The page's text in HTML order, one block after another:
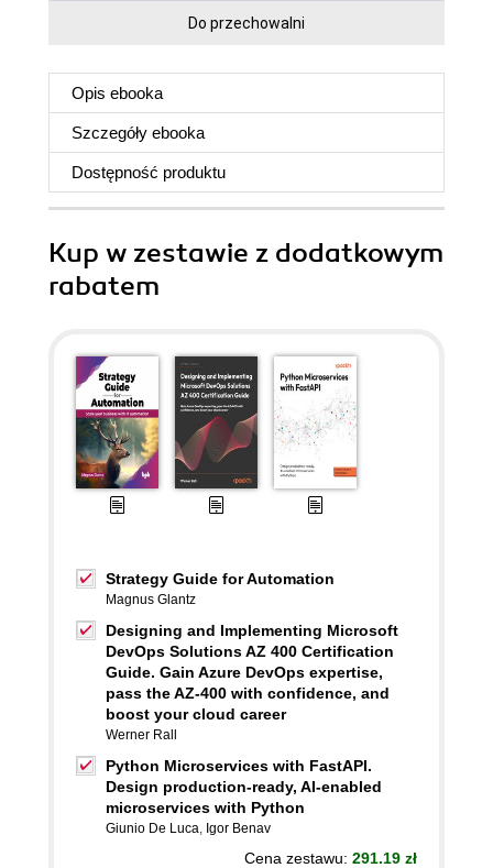
Do przechowalni
Opis ebooka
Szczegóły ebooka
Dostępność produktu
Kup w zestawie z dodatkowym
rabatem
Strategy Guide for Automation
Magnus Glantz
Designing and Implementing Microsoft
DevOps Solutions AZ 400 Certification
Guide. Gain Azure DevOps expertise,
pass the AZ-400 with confidence, and
boost your cloud career
Werner Rall
Python Microservices with FastAPI.
Design production-ready, AI-enabled
microservices with Python
Giunio De Luca, Igor Benav
Cena zestawu: 291.19 zł